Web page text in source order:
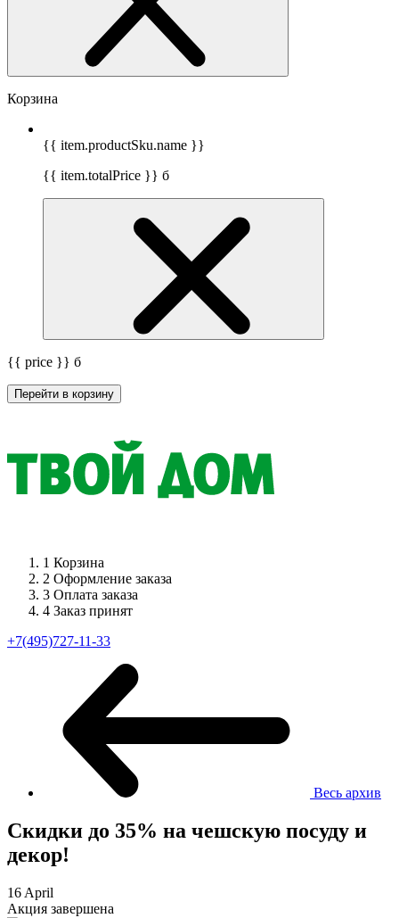
Корзина
{{ item.productSku.name }}
{{ item.totalPrice }} б
{{ price }} б
Перейти в корзину
1 Корзина
2 Оформление заказа
3 Оплата заказа
4 Заказ принят
+7(495)727-11-33
Весь архив
Скидки до 35% на чешскую посуду и
декор!
16 April
Акция завершена